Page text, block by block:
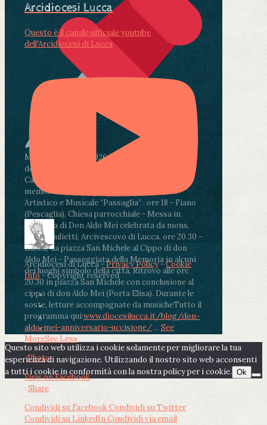
Martedì 4 agosto2026ore 11:30 - Lucca, Scuola
dell’Infanzia don Aldo Mei - Viale Castruccio
Castracani 435 - Inaugurazione murales in
memoria di don Aldo Mei curato dal Liceo
Artistico e Musicale “Passaglia” . ore 18 - Fiano
(Pescaglia), Chiesa parrocchiale - Messa in
memoria di Don Aldo Mei celebrata da mons.
Paolo Giulietti, Arcivescovo di Lucca. ore 20.30 -
Lucca, da piazza San Michele al Cippo di don
Aldo Mei - Passeggiata della Memoria in alcuni
dei luoghi simbolo della città. Ritrovo alle ore
20.30 in piazza San Michele con conclusione al
cippo di don Aldo Mei (Porta Elisa). Durante le
soste, letture accompagnate da musicheTutto il
programma qui:www.diocesilucca.it/blog/don-
aldo-mei-anniversario-uccisione/ ... See
MoreSee Less
Photo
View on Facebook
· Share
Condividi su FacebookCondividi su Twitter
Condividi su LinkedInCondividi via email
Arcidiocesi Lucca
Questo è il canale ufficiale youtube
dell'Arcidiocesi di Lucca
Arcidiocesi di Lucca -Privacy Policy-Cookie
Info- Copyright reserved
Questo sito web utilizza i cookie solamente per migliorare la tua
esperienza di navigazione. Utilizzando il nostro sito web acconsenti
a tutti i cookie in conformità con la nostra policy per i cookie. Ok